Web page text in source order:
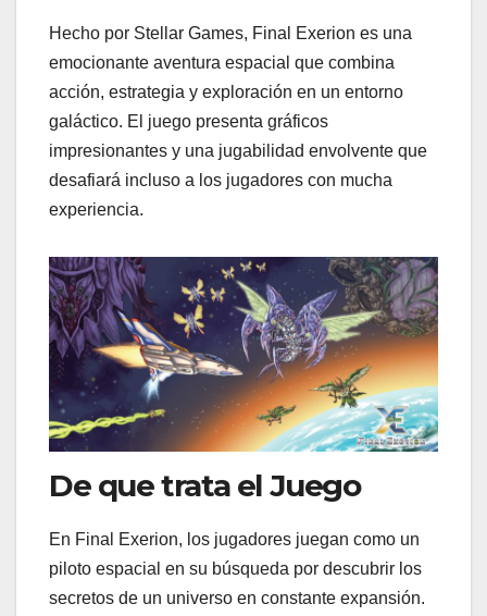
Hecho por Stellar Games, Final Exerion es una
emocionante aventura espacial que combina
acción, estrategia y exploración en un entorno
galáctico. El juego presenta gráficos
impresionantes y una jugabilidad envolvente que
desafiará incluso a los jugadores con mucha
experiencia.
De que trata el Juego
En Final Exerion, los jugadores juegan como un
piloto espacial en su búsqueda por descubrir los
secretos de un universo en constante expansión.